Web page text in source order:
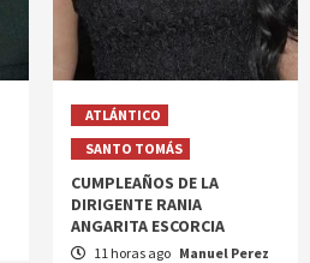
ATLÁNTICO
SANTO TOMÁS
CUMPLEAÑOS DE LA
DIRIGENTE RANIA
ANGARITA ESCORCIA
11 horas ago Manuel Perez